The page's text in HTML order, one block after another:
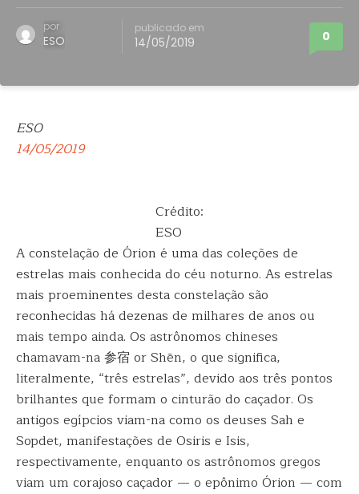
por
ESO
publicado em
14/05/2019 0
ESO
14/05/2019
Crédito:
ESO
A constelação de Órion é uma das coleções de
estrelas mais conhecida do céu noturno. As estrelas
mais proeminentes desta constelação são
reconhecidas há dezenas de milhares de anos ou
mais tempo ainda. Os astrônomos chineses
chamavam-na 参宿 or Shēn, o que significa,
literalmente, “três estrelas”, devido aos três pontos
brilhantes que formam o cinturão do caçador. Os
antigos egípcios viam-na como os deuses Sah e
Sopdet, manifestações de Osiris e Isis,
respectivamente, enquanto os astrônomos gregos
viam um corajoso caçador — o epônimo Órion — com